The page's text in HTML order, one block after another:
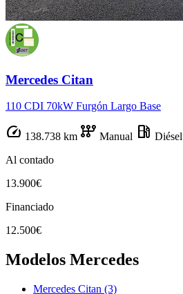
Mercedes Citan
110 CDI 70kW Furgón Largo Base
speed 138.738 km auto_transmission Manual local_gas_station Diésel
Al contado
13.900€
Financiado
12.500€
Modelos Mercedes
Mercedes Citan (3)